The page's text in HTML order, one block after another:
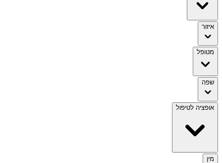
איזור
מטופל
שפה
אופציה לטיפול
מין